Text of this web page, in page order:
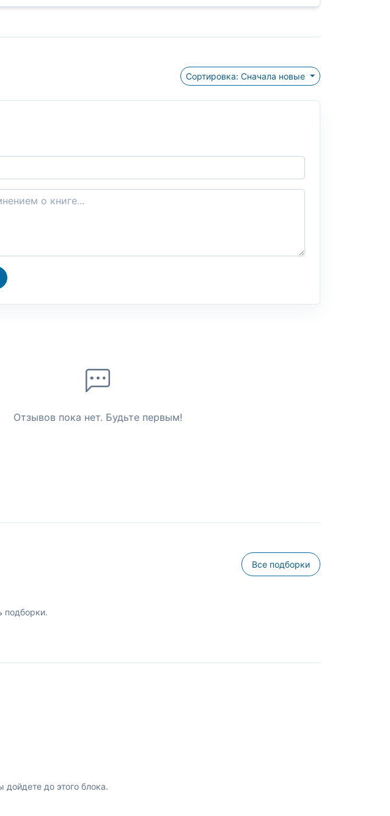
Сортировка: Сначала новые
Отзывов пока нет. Будьте первым!
Все подборки
подборки.
дойдете до этого блока.